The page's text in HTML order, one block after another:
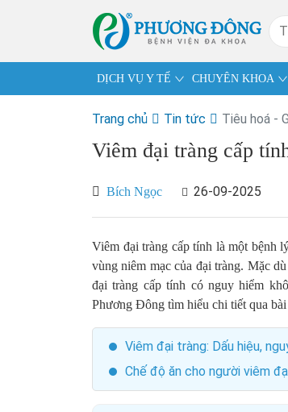
DỊCH VỤ Y TẾ CHUYÊN KHOA
Trang chủ Tin tức Tiêu hoá -
Viêm đại tràng cấp
Bích Ngọc 26-09-2025
Viêm đại tràng cấp tính là một bệnh
vùng niêm mạc của đại tràng. Mặc
đại tràng cấp tính có nguy hiểm
Phương Đông tìm hiểu chi tiết qua bài
Viêm đại tràng: Dấu hiệu,
Chế độ ăn cho người viêm